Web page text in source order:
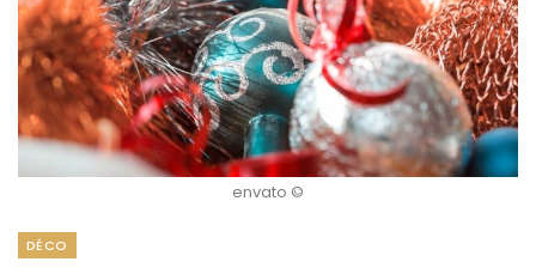
envato ©
DÉCO